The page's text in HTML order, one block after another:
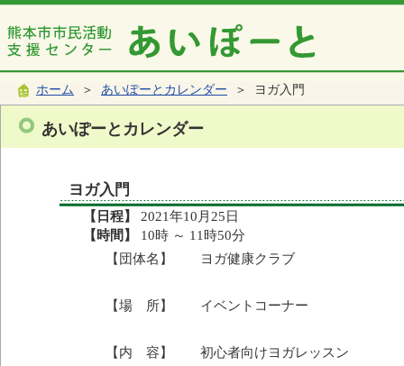
ホーム ＞ あいぽーとカレンダー ＞ ヨガ入門
あいぽーとカレンダー
ヨガ入門
【日程】
2021年10月25日
【時間】
10時 ～ 11時50分
【団体名】 ヨガ健康クラブ
【場 所】 イベントコーナー
【内 容】 初心者向けヨガレッスン